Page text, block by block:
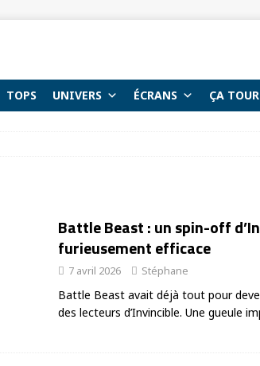
TOPS UNIVERS ÉCRANS ÇA
Battle Beast : un spin-off
furieusement efficace
7 avril 2026 Stéphane
Battle Beast avait déjà tout pour
des lecteurs d’Invincible. Une gueule